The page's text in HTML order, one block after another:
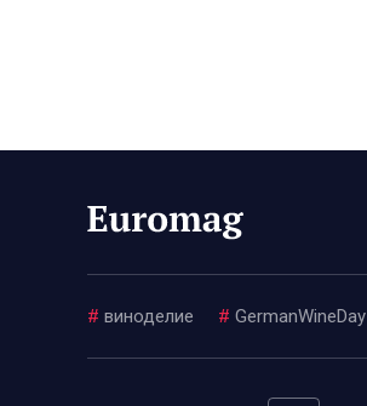
# виноделие # GermanWineDay